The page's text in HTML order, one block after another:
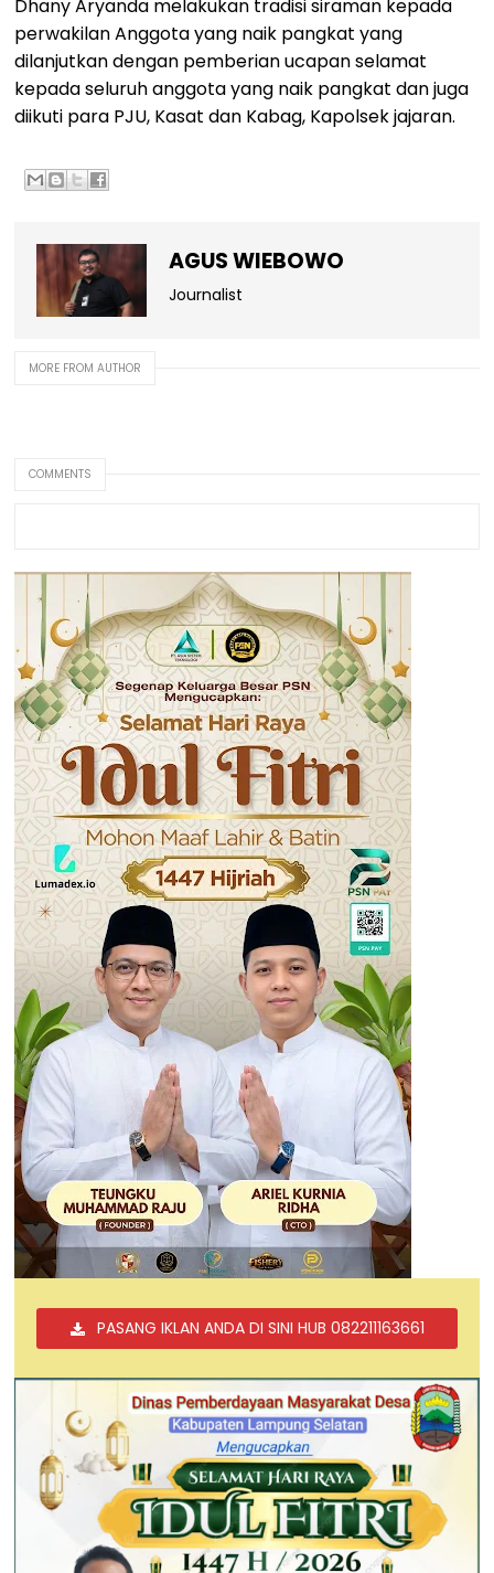
Dhany Aryanda melakukan tradisi siraman kepada
perwakilan Anggota yang naik pangkat yang
dilanjutkan dengan pemberian ucapan selamat
kepada seluruh anggota yang naik pangkat dan juga
diikuti para PJU, Kasat dan Kabag, Kapolsek jajaran.
AGUS WIEBOWO
Journalist
MORE FROM AUTHOR
COMMENTS
PASANG IKLAN ANDA DI SINI HUB 082211163661